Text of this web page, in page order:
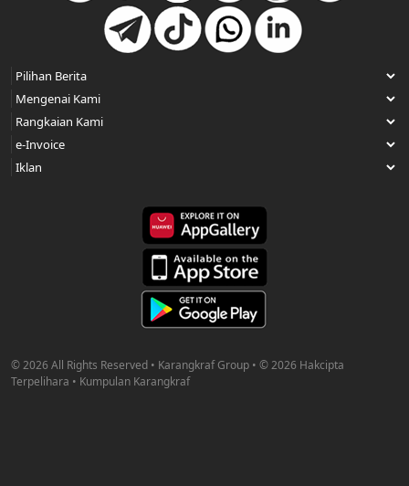
© 2026 All Rights Reserved • Karangkraf Group • © 2026 Hakcipta
Terpelihara • Kumpulan Karangkraf